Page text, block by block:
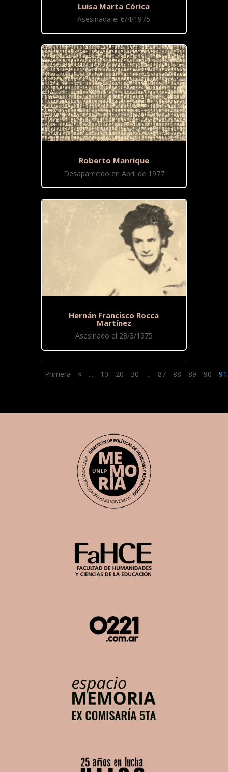
Luisa Marta Córica
Asesinada el 6/4/1975
Roberto Manrique
Desaparecido en Abril de 1977
Hernán Francisco Rocca
Martínez
Asesinado el 28/3/1975
Primera « ... 10 20 30 ... 87 88 89 90 91